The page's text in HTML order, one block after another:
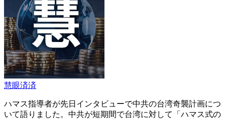
慧眼済済
ハマス指導者が先日インタビューで中共の台湾奇襲計画につ
いて語りました。中共が短期間で台湾に対して「ハマス式の